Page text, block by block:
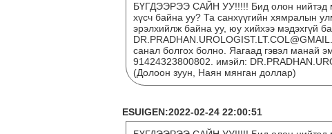
БҮГДЭЭРЭЭ САЙН УУ!!!!! Бид олон нийтэд
хүсч байна уу? Та санхүүгийн хямралын
эрэлхийлж байна уу, юу хийхээ мэдэхгүй
санал болгох болно. Яагаад гэвэл манай
91424323800802. имэйл:
(Долоон зуун, Наян мянган доллар)
ESUIGEN:2022-02-24 22:00:51